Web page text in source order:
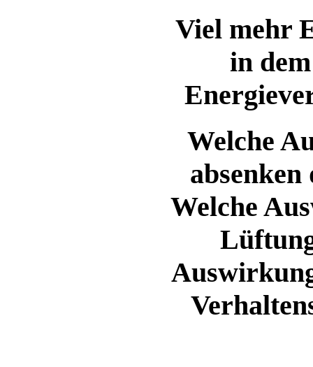
Viel mehr
in
Welche
Welche